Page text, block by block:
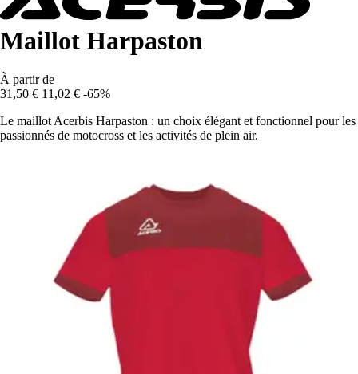
Maillot Harpaston
À partir de
31,50 € 11,02 € -65%
Le maillot Acerbis Harpaston : un choix élégant et fonctionnel pour les
passionnés de motocross et les activités de plein air.